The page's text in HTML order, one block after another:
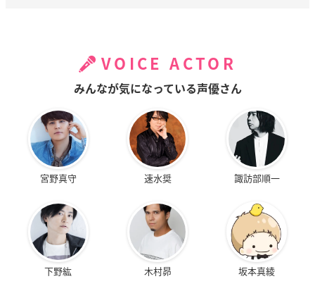
VOICE ACTOR
みんなが気になっている声優さん
宮野真守 速水奨 諏訪部順一
下野紘 木村昴 坂本真綾